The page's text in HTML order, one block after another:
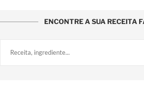
ENCONTRE A SUA RECEITA